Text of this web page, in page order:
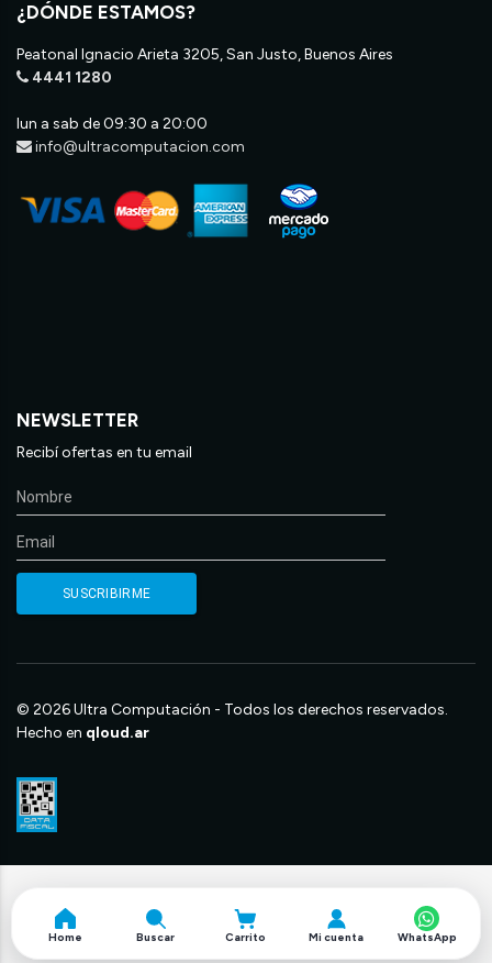
¿DÓNDE ESTAMOS?
Peatonal Ignacio Arieta 3205, San Justo, Buenos Aires
4441 1280
lun a sab de 09:30 a 20:00
info@ultracomputacion.com
NEWSLETTER
Recibí ofertas en tu email
© 2026 Ultra Computación - Todos los derechos reservados.
Hecho en qloud.ar
Home Buscar Carrito Mi cuenta